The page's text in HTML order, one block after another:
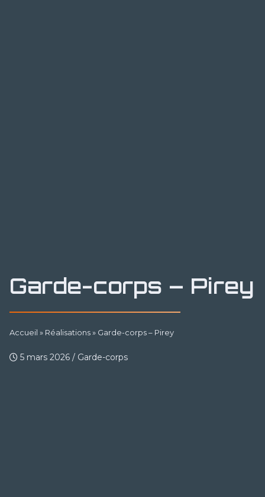
Garde-corps – Pirey
Accueil » Réalisations» Garde-corps – Pirey
5 mars 2026 / Garde-corps